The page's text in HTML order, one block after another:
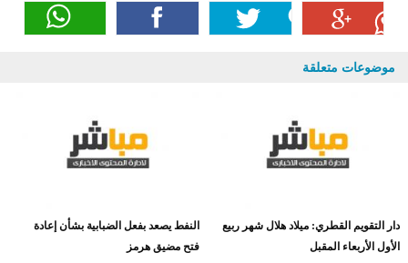
موضوعات متعلقة
دار التقويم القطري: ميلاد هلال شهر ربيع
الأول الأربعاء المقبل
النفط يصعد بفعل الضبابية بشأن إعادة
فتح مضيق هرمز